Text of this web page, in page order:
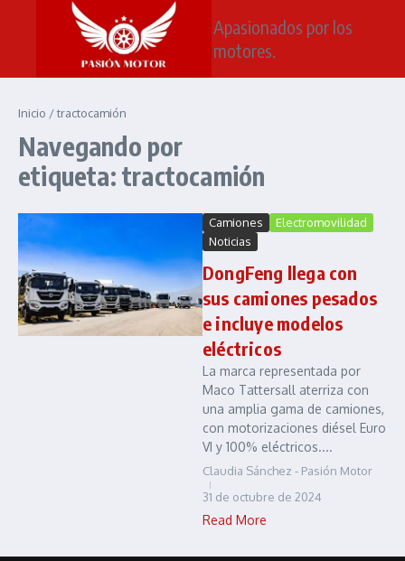
Saltar al contenido
Apasionados por los
motores.
Inicio /tractocamión
Navegando por
etiqueta: tractocamión
Camiones
Electromovilidad
Noticias
DongFeng llega con
sus camiones pesados
e incluye modelos
eléctricos
La marca representada por
Maco Tattersall aterriza con
una amplia gama de camiones,
con motorizaciones diésel Euro
VI y 100% eléctricos....
Claudia Sánchez - Pasión Motor
31 de octubre de 2024
Read More